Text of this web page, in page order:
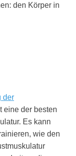
den Körper in
der
eine der besten
Es kann
wie den